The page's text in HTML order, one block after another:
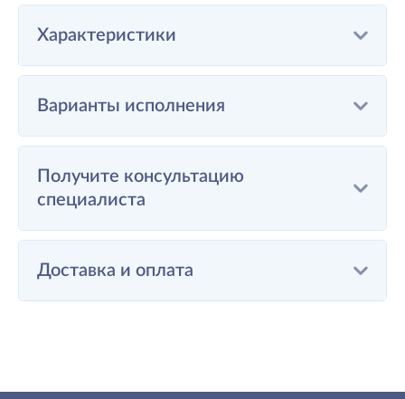
Характеристики
Варианты исполнения
Получите консультацию
специалиста
Доставка и оплата